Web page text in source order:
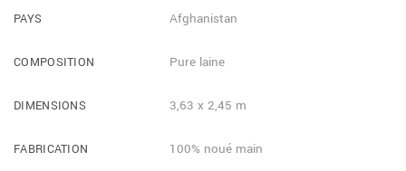
PAYS Afghanistan
COMPOSITION Pure laine
DIMENSIONS 3,63 x 2,45 m
FABRICATION 100% noué main